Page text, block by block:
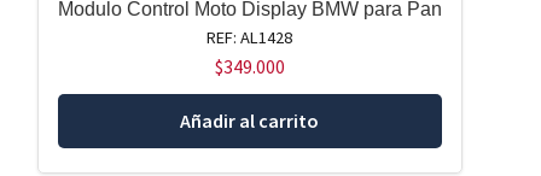
Modulo Control Moto Display BMW para Pan
REF: AL1428
$349.000
Añadir al carrito